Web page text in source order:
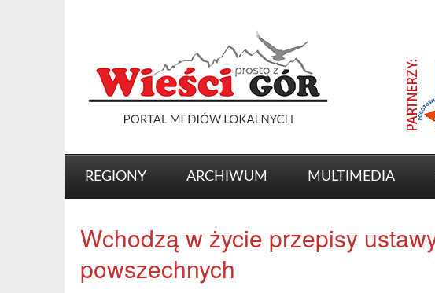
REGIONY ARCHIWUM MULTIMEDIA
Wchodzą w życie przepisy
powszechnych